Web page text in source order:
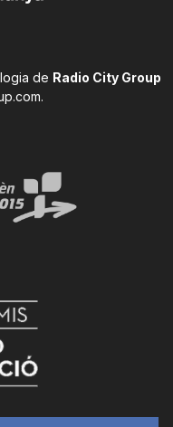
de Radio City Group
.